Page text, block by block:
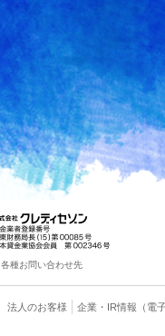
各種お問い合わせ先
法人のお客様 企業・IR情報 （電